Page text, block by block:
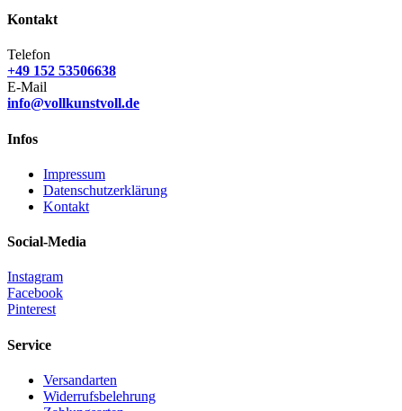
Kontakt
Telefon
+49 152 53506638
E-Mail
info@vollkunstvoll.de
Infos
Impressum
Datenschutzerklärung
Kontakt
Social-Media
Instagram
Facebook
Pinterest
Service
Versandarten
Widerrufsbelehrung